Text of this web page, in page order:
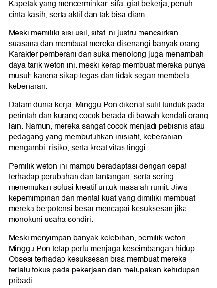
Kapetak yang mencerminkan sifat giat bekerja, penuh
cinta kasih, serta aktif dan tak bisa diam.
Meski memiliki sisi usil, sifat ini justru mencairkan
suasana dan membuat mereka disenangi banyak orang.
Karakter pemberani dan suka menolong juga menambah
daya tarik weton ini, meski kerap membuat mereka punya
musuh karena sikap tegas dan tidak segan membela
kebenaran.
Dalam dunia kerja, Minggu Pon dikenal sulit tunduk pada
perintah dan kurang cocok berada di bawah kendali orang
lain. Namun, mereka sangat cocok menjadi pebisnis atau
pedagang yang membutuhkan inisiatif, keberanian
mengambil risiko, serta kreativitas tinggi.
Pemilik weton ini mampu beradaptasi dengan cepat
terhadap perubahan dan tantangan, serta sering
menemukan solusi kreatif untuk masalah rumit. Jiwa
kepemimpinan dan mental kuat yang dimiliki membuat
mereka berpotensi besar mencapai kesuksesan jika
menekuni usaha sendiri.
Meski menyimpan banyak kelebihan, pemilik weton
Minggu Pon tetap perlu menjaga keseimbangan hidup.
Obsesi terhadap kesuksesan bisa membuat mereka
terlalu fokus pada pekerjaan dan melupakan kehidupan
pribadi.